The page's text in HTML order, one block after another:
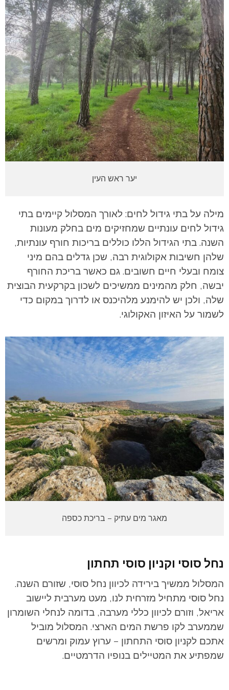
יער ראש העין
מילה על בתי גידול לחים: לאורך המסלול קיימים בתי
גידול לחים עונתיים שמחזיקים מים בחלק מעונות
השנה. בתי הגידול הללו כוללים בריכות חורף עונתיות,
שלהן חשיבות אקולוגית רבה, שכן גדלים בהם מיני
צומח ובעלי חיים חשובים. גם כאשר בריכת החורף
יבשה, חלק מהמינים ממשיכים לשכון בקרקעית הבוצית
שלה, ולכן יש להימנע מלהיכנס או לדרוך במקום כדי
לשמור על האיזון האקולוגי.
מאגר מים עתיק – בריכת כספה
נחל סוסי וקניון סוסי תחתון
המסלול ממשיך בירידה לכיוון נחל סוסי, שזורם השנה.
נחל סוסי מתחיל מזרחית לנו, מעט מערבית ליישוב
אריאל, וזורם לכיוון כללי מערבה, בדומה לנחלי השומרון
שממערב לקו פרשת המים הארצי. המסלול מוביל
אתכם לקניון סוסי התחתון – ערוץ עמוק ומרשים
שמפתיע את המטיילים בנופיו הדרמטיים.